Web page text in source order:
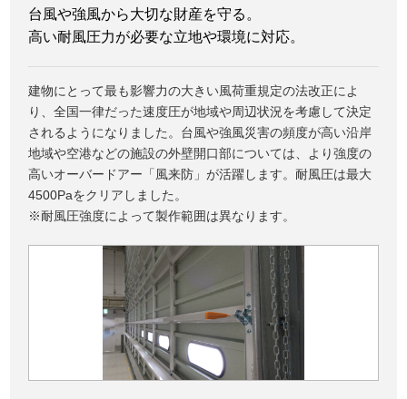
台風や強風から大切な財産を守る。
高い耐風圧力が必要な立地や環境に対応。
建物にとって最も影響力の大きい風荷重規定の法改正によ
り、全国一律だった速度圧が地域や周辺状況を考慮して決定
されるようになりました。台風や強風災害の頻度が高い沿岸
地域や空港などの施設の外壁開口部については、より強度の
高いオーバードアー「風来防」が活躍します。耐風圧は最大
4500Paをクリアしました。
※耐風圧強度によって製作範囲は異なります。